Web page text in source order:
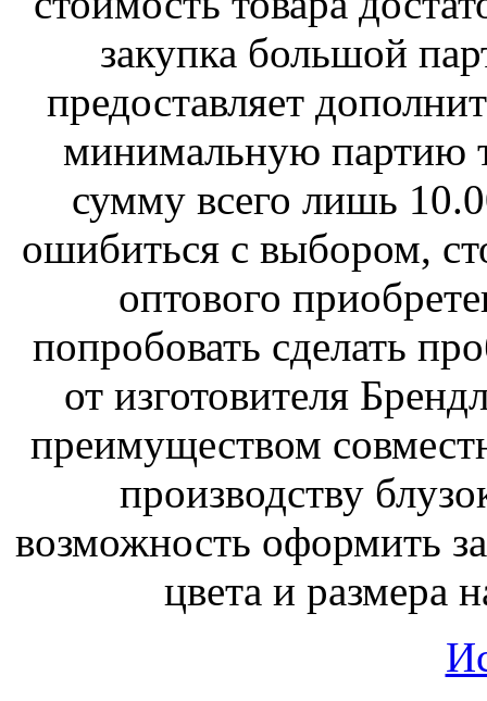
закупка большой
предоставляет
минимальную партию
сумму всего лишь
ошибиться с выбором,
оптового
попробовать сделать
от изготовителя
преимуществом
производству
возможность оформить
цвета и размера